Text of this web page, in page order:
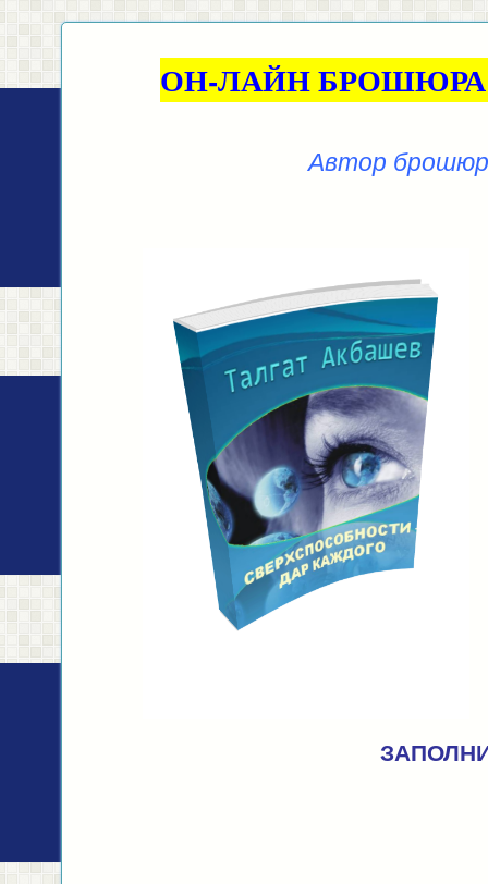
ОН-ЛАЙН
Автор